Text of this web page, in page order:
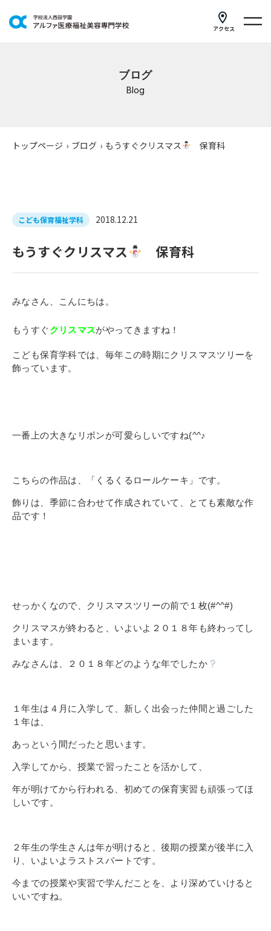
アクセス
研修・講座
公共職業訓練
卒業生の皆さまへ
コラム
資料請求
インターネット出願
教職員採用情報
1号館総合受付：〒194-0022 東京都町田市森野1-7-8
ブログ
Blog
トップページ › ブログ › もうすぐクリスマス 保育科
こども保育福祉学科 2018.12.21
もうすぐクリスマス 保育科
みなさん、こんにちは。
もうすぐクリスマスがやってきますね！
こども保育学科では、毎年この時期にクリスマスツリーを
飾っています。
一番上の大きなリボンが可愛らしいですね(^^♪
こちらの作品は、「くるくるロールケーキ」です。
飾りは、季節に合わせて作成されていて、とても素敵な作
品です！
せっかくなので、クリスマスツリーの前で１枚(#^^#)
クリスマスが終わると、いよいよ２０１８年も終わってし
まいます。
みなさんは、２０１８年どのような年でしたか
１年生は４月に入学して、新しく出会った仲間と過ごした
１年は、
あっという間だったと思います。
入学してから、授業で習ったことを活かして、
年が明けてから行われる、初めての保育実習も頑張ってほ
しいです。
２年生の学生さんは年が明けると、後期の授業が後半に入
り、いよいよラストスパートです。
今までの授業や実習で学んだことを、より深めていけると
いいですね。